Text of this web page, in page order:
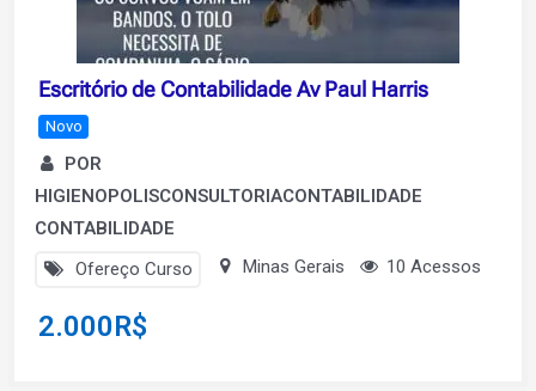
Escritório de Contabilidade Av Paul Harris
Novo
POR
HIGIENOPOLISCONSULTORIACONTABILIDADE
CONTABILIDADE
Ofereço Curso
Minas Gerais 10 Acessos
2.000R$